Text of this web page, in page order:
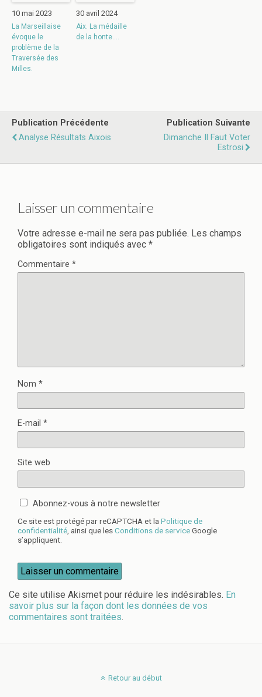
10 mai 2023
La Marseillaise
évoque le
problème de la
Traversée des
Milles.
30 avril 2024
Aix. La médaille
de la honte….
Publication Précédente
Analyse Résultats Aixois
Publication Suivante
Dimanche Il Faut Voter
Estrosi
Laisser un commentaire
Votre adresse e-mail ne sera pas publiée. Les champs
obligatoires sont indiqués avec *
Commentaire *
Nom *
E-mail *
Site web
Abonnez-vous à notre newsletter
Ce site est protégé par reCAPTCHA et laPolitique de
confidentialité, ainsi que lesConditions de serviceGoogle
s’appliquent.
Ce site utilise Akismet pour réduire les indésirables. En
savoir plus sur la façon dont les données de vos
commentaires sont traitées.
Retour au début